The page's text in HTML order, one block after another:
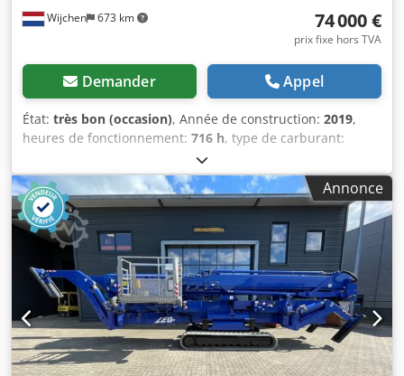
Wijchen 673 km 74 000 €
prix fixe hors TVA
Demander Appel
État: très bon (occasion), Année de construction: 2019,
heures de fonctionnement: 716 h, type de carburant:
, Poids Poids à vide: 3.450 kg
Pratique Mât: bras coudé Capacité de levage: 250 kg
Hauteur de travail: 2.600 cm Marquage CE: oui Cedpfx Aoit
I Uaocmsha Entretien, historique et condition Nombre de
propriétaires: 1 État technique: très bon État optique: très
bon Autres informations Conditions de livraison: EXW Max.
portée horizontale: 1450 m Informations complémentaires
Veuillez contacter Vink Machinery pour plus d'informations
Ruthmann SA 26 hybride * 2019 * Paquet de lithium *
Moteur diesel * État très soigné *Télécommande * 26
mètres de hauteur de travail * Portée de 14,5 mètres *
Train de roulement réglable * Incl. tous les documents
Annonce